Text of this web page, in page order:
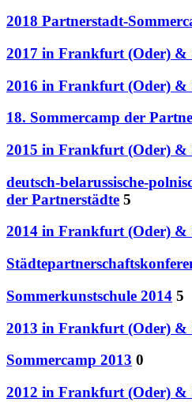
2018 Partnerstadt-
2017 in Frankfurt (Oder) &
2016 in Frankfurt (Oder) &
18. Sommercamp der
2015 in Frankfurt (Oder) &
deutsch-belarussische-
der Partnerstädte 5
2014 in Frankfurt (Oder) &
Sommerkunstschule 2014 5
2013 in Frankfurt (Oder) &
Sommercamp 2013 0
2012 in Frankfurt (Oder) &